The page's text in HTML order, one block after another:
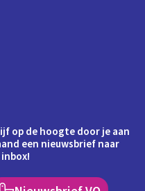
op de hoogte door je aan
een nieuwsbrief naar